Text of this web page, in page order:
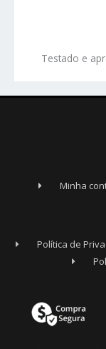
Testado e
Minha
Política de